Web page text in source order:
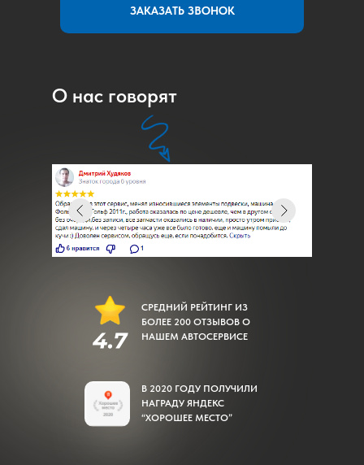
ЗАКАЗАТЬ ЗВОНОК
О нас говорят
В 2020 ГОДУ ПОЛУЧИЛИ
НАГРАДУ ЯНДЕКС
“ХОРОШЕЕ МЕСТО”
СРЕДНИЙ РЕЙТИНГ ИЗ
БОЛЕЕ 200 ОТЗЫВОВ О
НАШЕМ АВТОСЕРВИСЕ
ДЛЯ КЛИЕНТОВ
Форд-Центр на Комсомольском шоссе , 12
+7 (831) 2-330-220
Услуги
Корпоративным клиентам
Ремонт коммерческого транспорта (LCV)
О компании
Контакты